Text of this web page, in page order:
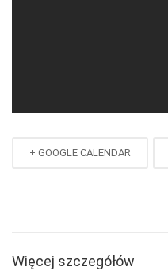
+ GOOGLE CALENDAR
Więcej szczegółów